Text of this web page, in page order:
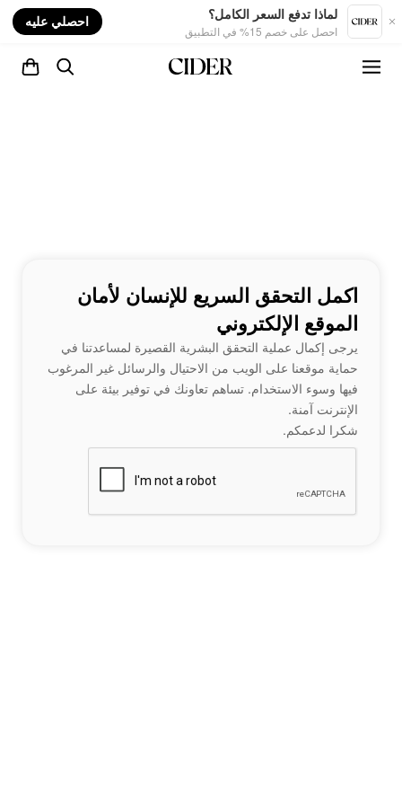
لماذا تدفع السعر الكامل؟
احصل على خصم 15% في التطبيق
احصلي عليه
اكمل التحقق السريع للإنسان لأمان
الموقع الإلكتروني
يرجى إكمال عملية التحقق البشرية القصيرة لمساعدتنا في
حماية موقعنا على الويب من الاحتيال والرسائل غير المرغوب
فيها وسوء الاستخدام. تساهم تعاونك في توفير بيئة على
الإنترنت آمنة.
شكرا لدعمكم.